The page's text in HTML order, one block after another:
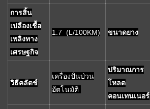
การสิ้น
เปลืองเชื้อ
เพลิงทาง
เศรษฐกิจ
1.7 (L/100KM) ขนาดยาง
วิธีคลัตช์
เครื่องปั่นป่วน
อัตโนมัติ
ปริมาณการ
โหลด
คอนเทนเนอร์